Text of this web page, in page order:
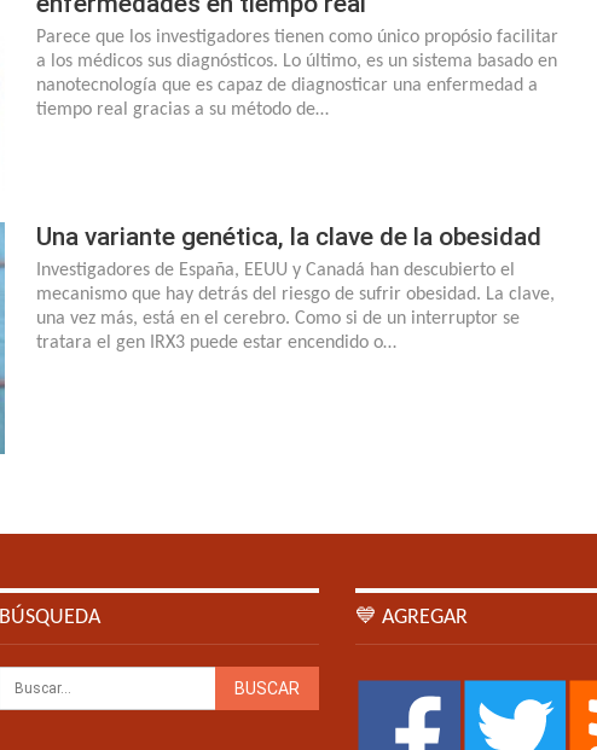
Parece que los investigadores tienen como único propósio facilitar
a los médicos sus diagnósticos. Lo último, es un sistema basado en
nanotecnología que es capaz de diagnosticar una enfermedad a
tiempo real gracias a su método de…
Una variante genética, la clave de la obesidad
Investigadores de España, EEUU y Canadá han descubierto el
mecanismo que hay detrás del riesgo de sufrir obesidad. La clave,
una vez más, está en el cerebro. Como si de un interruptor se
tratara el gen IRX3 puede estar encendido o…
BÚSQUEDA 💙 AGREGAR